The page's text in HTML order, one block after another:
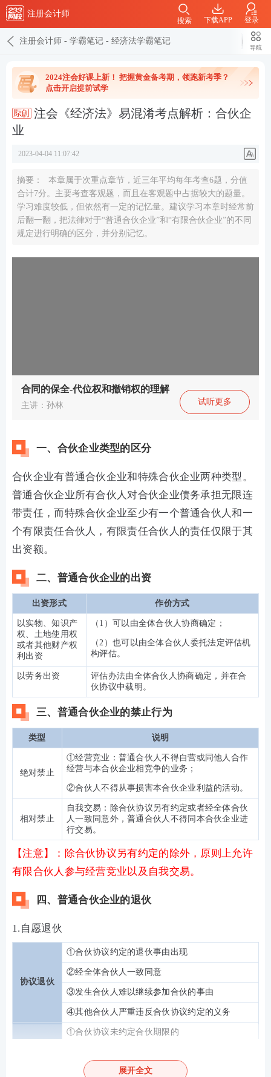
注册会计师
下载APP 登录
搜索
注册会计师 - 学霸笔记 - 经济法学霸笔记
导航
2024注会好课上新！ 把握黄金备考期，领跑新考季？
点击开启提前试学
注会《经济法》易混淆考点解析：合伙企
业
2023-04-04 11:07:42
摘要：
本章属于次重点章节，近三年平均每年考查6题，分值
合计7分。主要考查客观题，而且在客观题中占据较大的题量。
学习难度较低，但依然有一定的记忆量。建议学习本章时经常前
后翻一翻，把法律对于“普通合伙企业”和“有限合伙企业”的不同
规定进行明确的区分，并分别记忆。
合同的保全-代位权和撤销权的理解
主讲：孙林 试听更多
一、合伙企业类型的区分
合伙企业有普通合伙企业和特殊合伙企业两种类型。
普通合伙企业所有合伙人对合伙企业债务承担无限连
带责任，而特殊合伙企业至少有一个普通合伙人和一
个有限责任合伙人，有限责任合伙人的责任仅限于其
出资额。
二、普通合伙企业的出资
出资形式 作价方式
以实物、知识产
权、土地使用权
或者其他财产权
利出资
（1）可以由全体合伙人协商确定；
（2）也可以由全体合伙人委托法定评估机
构评估。
以劳务出资
评估办法由全体合伙人协商确定，并在合
伙协议中载明。
三、普通合伙企业的禁止行为
类型 说明
绝对禁止
①经营竞业：普通合伙人不得自营或同他人合作
经营与本合伙企业相竞争的业务；
②合伙人不得从事损害本合伙企业利益的活动。
相对禁止
自我交易：除合伙协议另有约定或者经全体合伙
人一致同意外，普通合伙人不得同本合伙企业进
行交易。
【注意】：除合伙协议另有约定的除外，原则上允许
有限合伙人参与经营竞业以及自我交易。
四、普通合伙企业的退伙
1.自愿退伙
协议退伙
①合伙协议约定的退伙事由出现
②经全体合伙人一致同意
③发生合伙人难以继续参加合伙的事由
④其他合伙人严重违反合伙协议约定的义务
①合伙协议未约定合伙期限的
③应当提前30日通知其他合伙人
展开全文